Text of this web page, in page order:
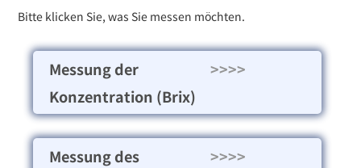
Bitte klicken Sie, was Sie messen möchten.
Messung der
Konzentration (Brix)
>>>>
Messung des
>>>>